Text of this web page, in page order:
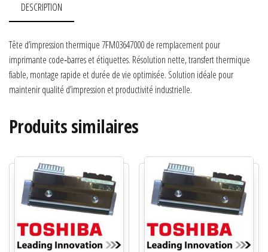
DESCRIPTION
Tête d’impression thermique 7FM03647000 de remplacement pour
imprimante code‑barres et étiquettes. Résolution nette, transfert thermique
fiable, montage rapide et durée de vie optimisée. Solution idéale pour
maintenir qualité d’impression et productivité industrielle.
Produits similaires